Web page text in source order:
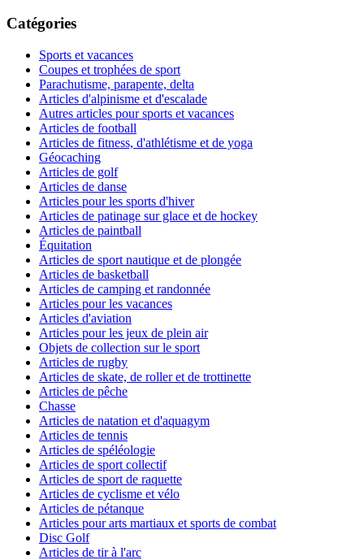
Catégories
Sports et vacances
Coupes et trophées de sport
Parachutisme, parapente, delta
Articles d'alpinisme et d'escalade
Autres articles pour sports et vacances
Articles de football
Articles de fitness, d'athlétisme et de yoga
Géocaching
Articles de golf
Articles de danse
Articles pour les sports d'hiver
Articles de patinage sur glace et de hockey
Articles de paintball
Équitation
Articles de sport nautique et de plongée
Articles de basketball
Articles de camping et randonnée
Articles pour les vacances
Articles d'aviation
Articles pour les jeux de plein air
Objets de collection sur le sport
Articles de rugby
Articles de skate, de roller et de trottinette
Articles de pêche
Chasse
Articles de natation et d'aquagym
Articles de tennis
Articles de spéléologie
Articles de sport collectif
Articles de sport de raquette
Articles de cyclisme et vélo
Articles de pétanque
Articles pour arts martiaux et sports de combat
Disc Golf
Articles de tir à l'arc